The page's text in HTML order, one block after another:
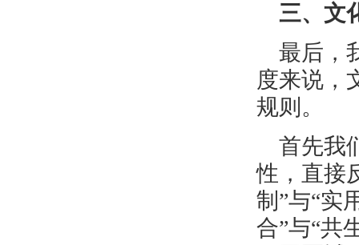
三、文
最后，
度来说，
规则。
首先我
性，直接
制”与“实
合”与“共